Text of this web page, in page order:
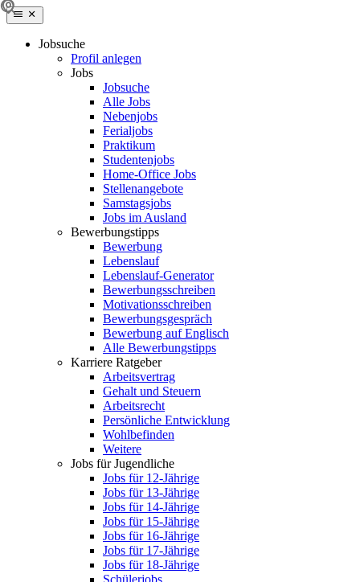
Jobsuche
Profil anlegen
Jobs
Jobsuche
Alle Jobs
Nebenjobs
Ferialjobs
Praktikum
Studentenjobs
Home-Office Jobs
Stellenangebote
Samstagsjobs
Jobs im Ausland
Bewerbungstipps
Bewerbung
Lebenslauf
Lebenslauf-Generator
Bewerbungsschreiben
Motivationsschreiben
Bewerbungsgespräch
Bewerbung auf Englisch
Alle Bewerbungstipps
Karriere Ratgeber
Arbeitsvertrag
Gehalt und Steuern
Arbeitsrecht
Persönliche Entwicklung
Wohlbefinden
Weitere
Jobs für Jugendliche
Jobs für 12-Jährige
Jobs für 13-Jährige
Jobs für 14-Jährige
Jobs für 15-Jährige
Jobs für 16-Jährige
Jobs für 17-Jährige
Jobs für 18-Jährige
Schülerjobs